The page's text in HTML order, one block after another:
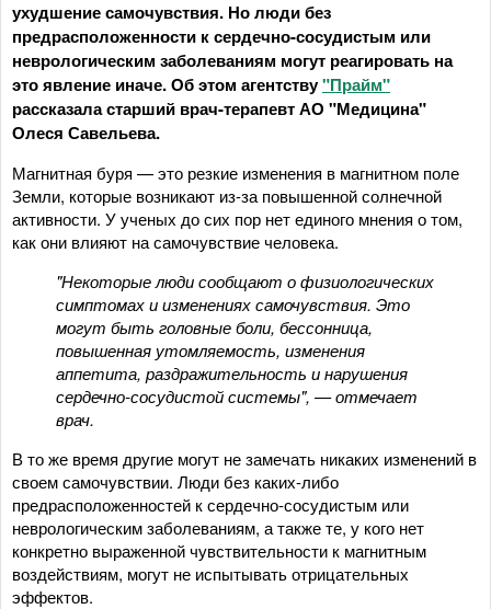
ухудшение самочувствия. Но люди без
предрасположенности к сердечно-сосудистым или
неврологическим заболеваниям могут реагировать на
это явление иначе. Об этом агентству"Прайм"
рассказала старший врач-терапевт АО "Медицина"
Олеся Савельева.
Магнитная буря — это резкие изменения в магнитном поле
Земли, которые возникают из-за повышенной солнечной
активности. У ученых до сих пор нет единого мнения о том,
как они влияют на самочувствие человека.
"Некоторые люди сообщают о физиологических
симптомах и изменениях самочувствия. Это
могут быть головные боли, бессонница,
повышенная утомляемость, изменения
аппетита, раздражительность и нарушения
сердечно-сосудистой системы", — отмечает
врач.
В то же время другие могут не замечать никаких изменений в
своем самочувствии. Люди без каких-либо
предрасположенностей к сердечно-сосудистым или
неврологическим заболеваниям, а также те, у кого нет
конкретно выраженной чувствительности к магнитным
воздействиям, могут не испытывать отрицательных
эффектов.